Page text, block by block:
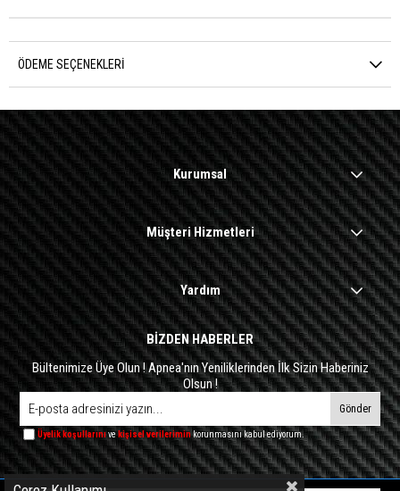
ÖDEME SEÇENEKLERI
Kurumsal
Müşteri Hizmetleri
Yardım
BİZDEN HABERLER
Bültenimize Üye Olun ! Apnea'nın Yeniliklerinden İlk Sizin Haberiniz
Olsun !
Gönder
Üyelik koşullarınıvekişisel verileriminkorunmasını kabul ediyorum.